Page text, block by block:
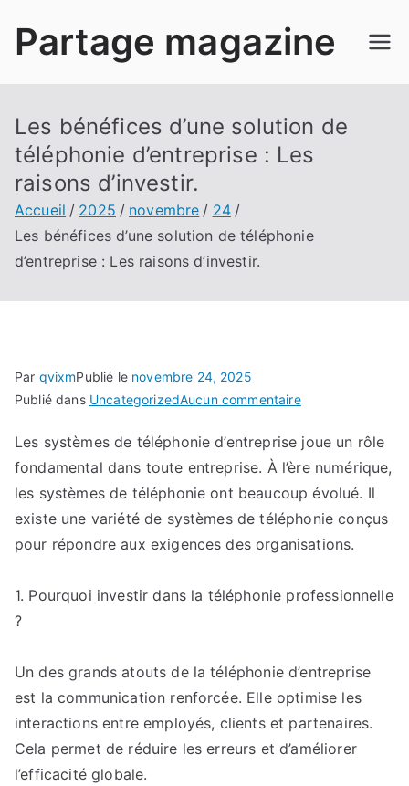
Partage magazine
Les bénéfices d’une solution de
téléphonie d’entreprise : Les
raisons d’investir.
Accueil 2025 novembre
24
Les bénéfices d’une solution de téléphonie
d’entreprise : Les raisons d’investir.
Par qvixmPublié le novembre 24, 2025
Publié dans UncategorizedAucun commentairesur
bénéfices
d’une
solution
de
téléphonie
Les
Les systèmes de téléphonie d’entreprise joue un rôle
fondamental dans toute entreprise. À l’ère numérique,
les systèmes de téléphonie ont beaucoup évolué. Il
existe une variété de systèmes de téléphonie conçus
pour répondre aux exigences des organisations.
1. Pourquoi investir dans la téléphonie professionnelle
?
Un des grands atouts de la téléphonie d’entreprise
est la communication renforcée. Elle optimise les
interactions entre employés, clients et partenaires.
Cela permet de réduire les erreurs et d’améliorer
l’efficacité globale.